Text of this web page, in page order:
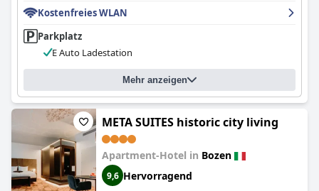
Kostenfreies WLAN
Parkplatz
E Auto Ladestation
Mehr anzeigen
META SUITES historic city living
Apartment-Hotel in Bozen
9,6 Hervorragend